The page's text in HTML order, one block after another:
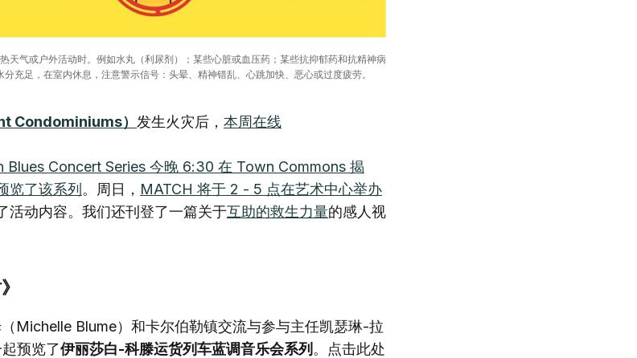
天气或户外活动时。例如水丸（利尿剂）；某些心脏或血压药；某些抗抑郁药和抗精神病
充足，在室内休息，注意警示信号：头晕、精神错乱、心跳加快、恶心或过度疲劳。
Condominiums） 发生火灾后， 本周在线
Blues Concert Series 今晚 6:30 在 Town Commons 揭
览了该系列 。周日， MATCH 将于 2 - 5 点在艺术中心举办
活动内容。我们还刊登了一篇关于互助的救生力量的感人视
Michelle Blume）和卡尔伯勒镇交流与参与主任凯瑟琳-拉
预览了伊丽莎白-科滕运货列车蓝调音乐会系列 。点击此处